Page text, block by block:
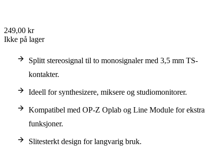
249,00 kr
Ikke på lager
Splitt stereosignal til to monosignaler med 3,5 mm TS-
kontakter.
Ideell for synthesizere, miksere og studiomonitorer.
Kompatibel med OP-Z Oplab og Line Module for ekstra
funksjoner.
Slitesterkt design for langvarig bruk.